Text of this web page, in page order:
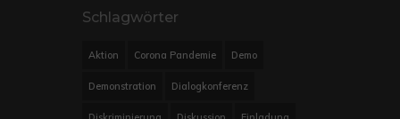
Schlagwörter
Aktion Corona Pandemie Demo
Demonstration Dialogkonferenz